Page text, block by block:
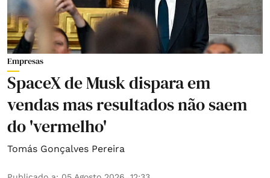
Empresas
SpaceX de Musk dispara em
vendas mas resultados não saem
do 'vermelho'
Tomás Gonçalves Pereira